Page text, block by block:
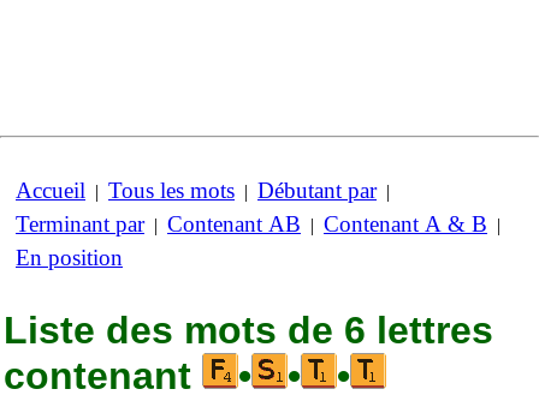
Accueil | Tous les mots | Débutant par|
Terminant par| Contenant AB | Contenant A & B |
En position
Liste des mots de 6 lettres
contenant
• • •